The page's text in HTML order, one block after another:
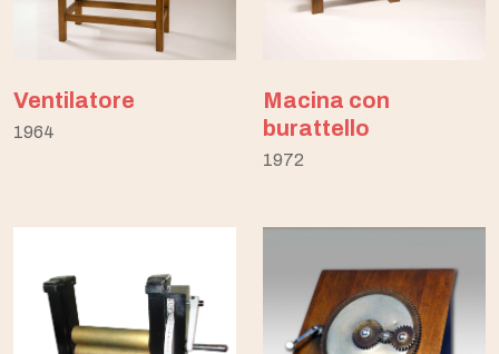
Ventilatore
1964
Macina con
burattello
1972